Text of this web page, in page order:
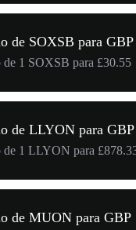
de SOXSB para GBP
de 1 SOXSB para £30.55
de LLYON para GBP
de 1 LLYON para
de MUON para GBP